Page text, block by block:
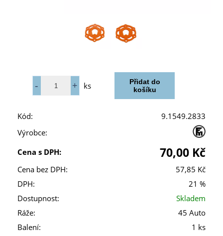
ks
Kód:
9.1549.2833
Výrobce:
Cena s DPH:
70,00 Kč
Cena bez DPH:
57,85 Kč
DPH:
21 %
Dostupnost:
Skladem
Ráže:
45 Auto
Balení:
1 ks